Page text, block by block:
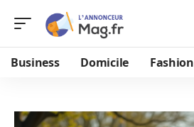
Business Domicile Fashion